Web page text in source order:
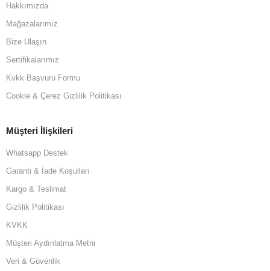
Hakkımızda
Mağazalarımız
Bize Ulaşın
Sertifikalarımız
Kvkk Başvuru Formu
Cookie & Çerez Gizlilik Politikası
Müşteri İlişkileri
Whatsapp Destek
Garanti & İade Koşulları
Kargo & Teslimat
Gizlilik Politikası
KVKK
Müşteri Aydınlatma Metni
Veri & Güvenlik